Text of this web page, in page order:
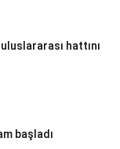
uluslararası hattını
başladı